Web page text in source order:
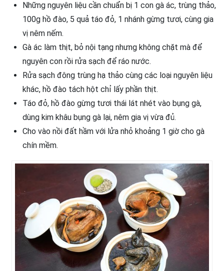
Những nguyên liệu cần chuẩn bị 1 con gà ác, trùng thảo,
100g hồ đào, 5 quả táo đỏ, 1 nhánh gừng tươi, cùng gia
vị nêm nếm.
Gà ác làm thịt, bỏ nội tạng nhưng không chặt mà để
nguyên con rồi rửa sạch để ráo nước.
Rửa sạch đông trùng hạ thảo cùng các loại nguyên liệu
khác, hồ đào tách hột chỉ lấy phần thịt.
Táo đỏ, hồ đào gừng tươi thái lát nhét vào bụng gà,
dùng kim khâu bụng gà lại, nêm gia vị vừa đủ.
Cho vào nồi đất hầm với lửa nhỏ khoảng 1 giờ cho gà
chín mềm.